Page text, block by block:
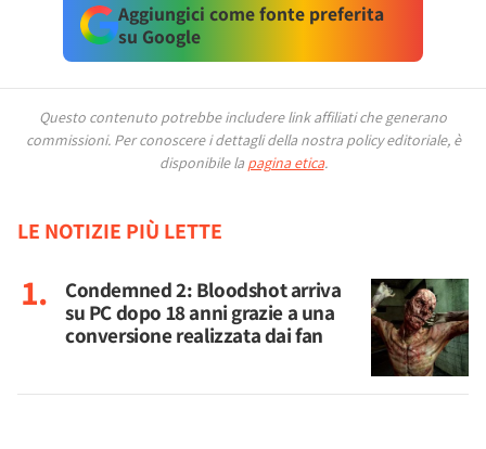
Aggiungici come fonte preferita
su Google
Questo contenuto potrebbe includere link affiliati che generano
commissioni. Per conoscere i dettagli della nostra policy editoriale, è
disponibile la pagina etica.
LE NOTIZIE PIÙ LETTE
Condemned 2: Bloodshot arriva
su PC dopo 18 anni grazie a una
conversione realizzata dai fan